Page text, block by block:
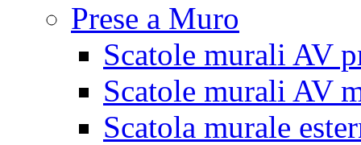
Prese a Muro
Scatole murali AV
Scatole murali AV
Scatola murale